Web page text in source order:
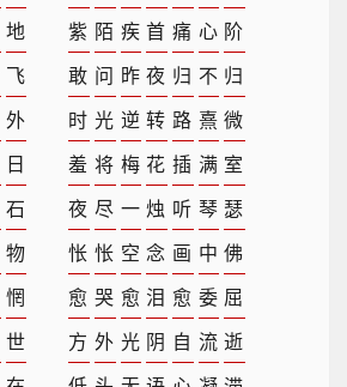
地 紫 陌 疾 首 痛 心 阶
飞 敢 问 昨 夜 归 不 归
外 时 光 逆 转 路 熹 微
日 羞 将 梅 花 插 满 室
石 夜 尽 一 烛 听 琴 瑟
物 怅 怅 空 念 画 中 佛
惘 愈 哭 愈 泪 愈 委 屈
世 方 外 光 阴 自 流 逝